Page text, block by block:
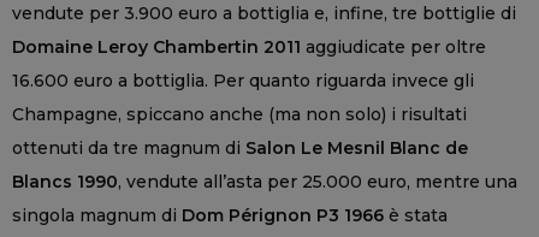
vendute per 3.900 euro a bottiglia e, infine, tre bottiglie di
Domaine Leroy Chambertin 2011 aggiudicate per oltre
16.600 euro a bottiglia. Per quanto riguarda invece gli
Champagne, spiccano anche (ma non solo) i risultati
ottenuti da tre magnum di Salon Le Mesnil Blanc de
Blancs 1990, vendute all’asta per 25.000 euro, mentre una
singola magnum di Dom Pérignon P3 1966 è stata